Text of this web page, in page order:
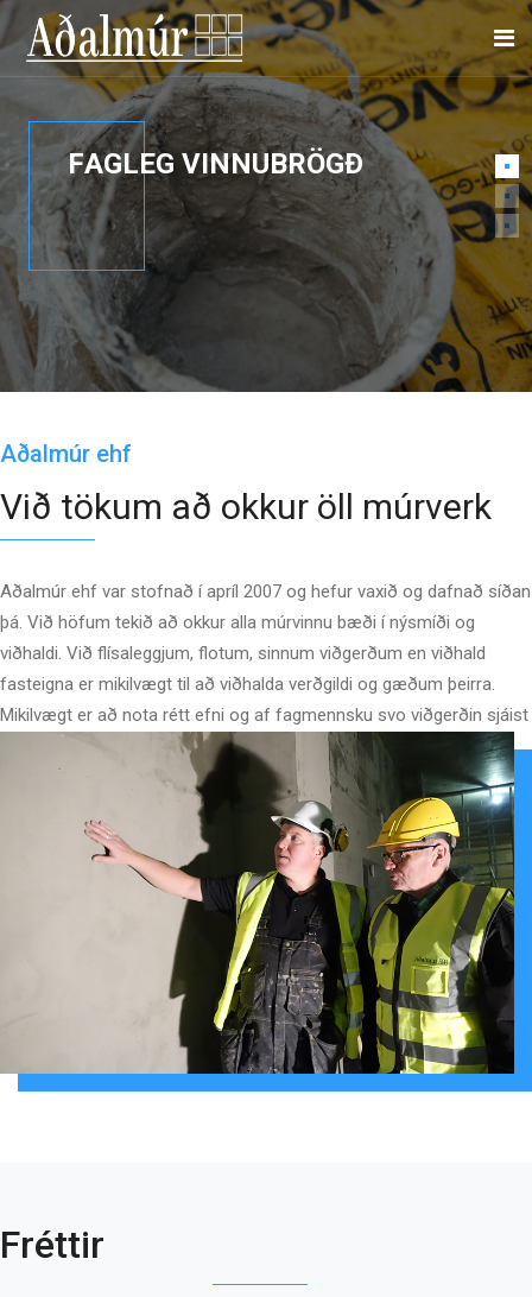
FAGLEG VINNUBRÖGÐ
Aðalmúr ehf
Við tökum að okkur öll múrverk
Aðalmúr ehf var stofnað í apríl 2007 og hefur vaxið og dafnað síðan
þá. Við höfum tekið að okkur alla múrvinnu bæði í nýsmíði og
viðhaldi. Við flísaleggjum, flotum, sinnum viðgerðum en viðhald
fasteigna er mikilvægt til að viðhalda verðgildi og gæðum þeirra.
Mikilvægt er að nota rétt efni og af fagmennsku svo viðgerðin sjáist
lítið/ekkert og endist vel. Láttu okkur fagmennina um verkið.
Fréttir